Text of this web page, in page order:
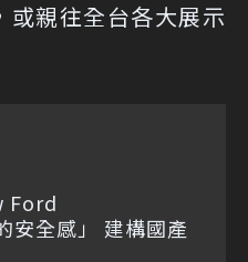
親往全台各大展示
Ford
全感」 建構國產